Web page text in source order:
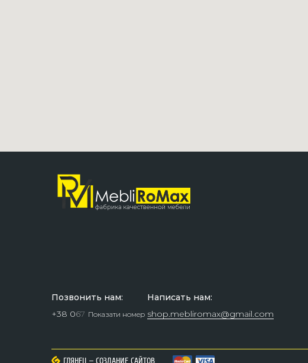
Позвонить нам:
+38 067 Показати номер
Написать нам:
shop.mebliromax@gmail.com
ГЛЯНЕЦ – СОЗДАНИЕ САЙТОВ
ГЛЯНЕЦ – СОЗДАНИЕ САЙТОВ